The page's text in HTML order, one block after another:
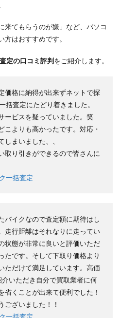
来てもらうのが嫌」など、パソコ
方はおすすめです。
定の口コミ評判をご紹介します。
価格に納得が出来ずネットで探
括査定にたどり着きました。
ービスを疑っていました。笑
こよりも高かったです。対応・
しまいました、、
取り引きができるので皆さんに
一括査定
バイクなので査定額に期待はし
走行距離はそれなりに走ってい
状態が非常に良いと評価いただ
たです。そして下取り価格より
ただけて満足しています。高価
いただき自分で買取業者に何
省くことが出来て便利でした！
ございました！！
一括査定